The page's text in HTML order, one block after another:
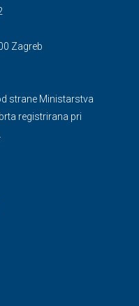
Zagreb
strane Ministarstva
registrirana pri